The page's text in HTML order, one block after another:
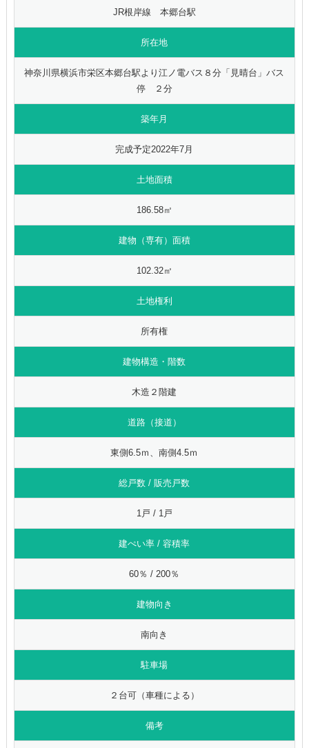
JR根岸線 本郷台駅
所在地
神奈川県横浜市栄区本郷台駅より江ノ電バス８分「見晴台」バス
停 ２分
築年月
完成予定2022年7月
土地面積
186.58㎡
建物（専有）面積
102.32㎡
土地権利
所有権
建物構造・階数
木造２階建
道路（接道）
東側6.5ｍ、南側4.5ｍ
総戸数 / 販売戸数
1戸 / 1戸
建ぺい率 / 容積率
60％ / 200％
建物向き
南向き
駐車場
２台可（車種による）
備考